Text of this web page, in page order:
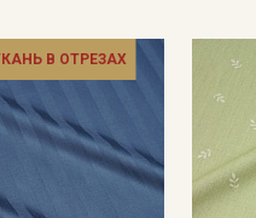
В ОТРЕЗАХ